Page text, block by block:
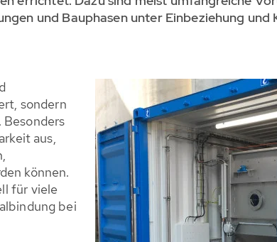
und Bauphasen unter Einbeziehung
sondern
aus,
können.
für viele
bei